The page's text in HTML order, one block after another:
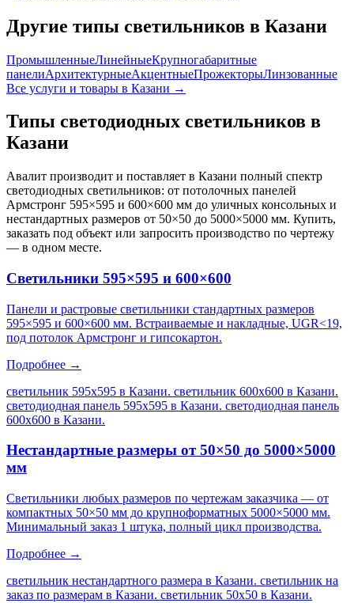
Другие типы светильников в Казани
ПромышленныеЛинейныеКрупногабаритные
панелиАрхитектурныеАкцентныеПрожекторыЛинзованные
Все услуги и товары в Казани →
Типы светодиодных светильников в
Казани
Авалит производит и поставляет в Казани полный спектр
светодиодных светильников: от потолочных панелей
Армстронг 595×595 и 600×600 мм до уличных консольных и
нестандартных размеров от 50×50 до 5000×5000 мм. Купить,
заказать под объект или запросить производство по чертежу
— в одном месте.
Светильники 595×595 и 600×600
Панели и растровые светильники стандартных размеров
595×595 и 600×600 мм. Встраиваемые и накладные, UGR<19,
под потолок Армстронг и гипсокартон.
Подробнее →
светильник 595х595 в Казани. светильник 600х600 в Казани.
светодиодная панель 595х595 в Казани. светодиодная панель
600х600 в Казани.
Нестандартные размеры от 50×50 до 5000×5000
мм
Светильники любых размеров по чертежам заказчика — от
компактных 50×50 мм до крупноформатных 5000×5000 мм.
Минимальный заказ 1 штука, полный цикл производства.
Подробнее →
светильник нестандартного размера в Казани. светильник на
заказ по размерам в Казани. светильник 50х50 в Казани.